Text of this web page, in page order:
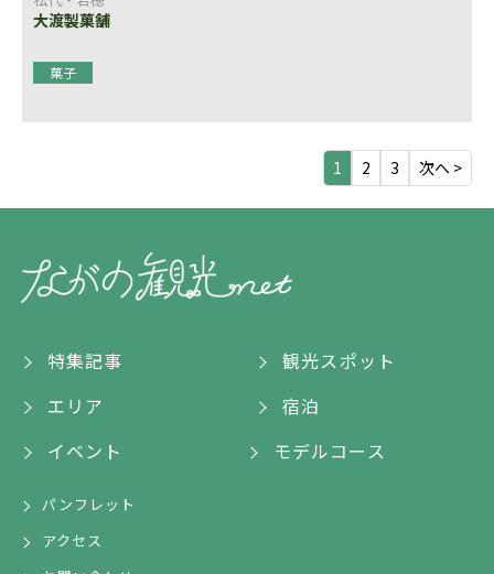
大渡製菓舗
菓子
1 2 3 次へ >
特集記事
観光スポット
エリア
宿泊
イベント
モデルコース
パンフレット
アクセス